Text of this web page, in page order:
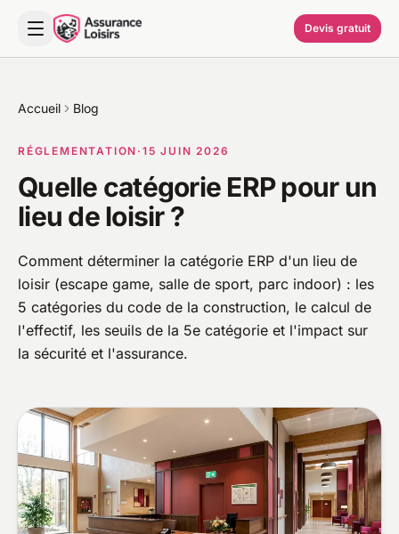
Devis gratuit
Accueil Blog
RÉGLEMENTATION ·15 JUIN 2026
Quelle catégorie ERP pour un
lieu de loisir ?
Comment déterminer la catégorie ERP d'un lieu de
loisir (escape game, salle de sport, parc indoor) : les
5 catégories du code de la construction, le calcul de
l'effectif, les seuils de la 5e catégorie et l'impact sur
la sécurité et l'assurance.